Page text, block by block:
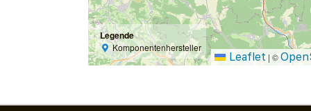
Legende
Komponentenhersteller
Leaflet | ©